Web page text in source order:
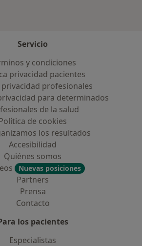
Servicio
y condiciones
privacidad pacientes
profesionales
para determinados
de la salud
de cookies
los resultados
Accesibilidad
Quiénes somos
Nuevas posiciones
Partners
Prensa
Contacto
los pacientes
Especialistas